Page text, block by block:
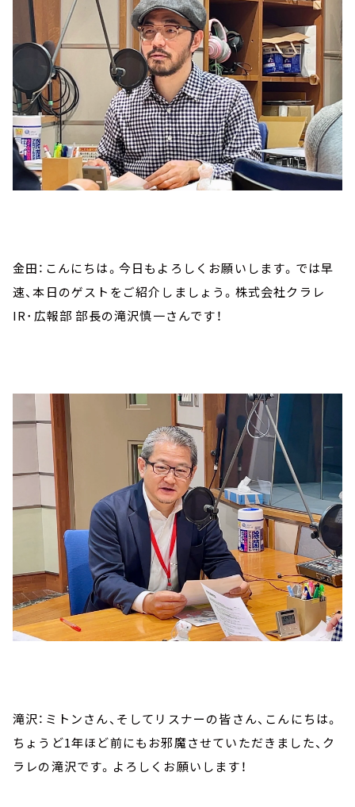
金田：こんにちは。今日もよろしくお願いします。では早
速、本日のゲストをご紹介しましょう。株式会社クラレ
IR･広報部 部長の滝沢慎一さんです！
滝沢：ミトンさん、そしてリスナーの皆さん、こんにちは。
ちょうど1年ほど前にもお邪魔させていただきました、ク
ラレの滝沢です。よろしくお願いします！